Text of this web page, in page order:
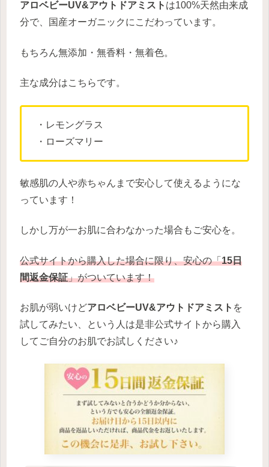
アロベビーUV&アウトドアミスト は100%天然由来成
分で、国産オーガニックにこだわっています。
もちろん無添加・無香料・無着色。
主な成分はこちらです。
・レモングラス
・ローズマリー
敏感肌の人や赤ちゃんまで安心して使えるようにな
っています！
しかし万が一お肌に合わなかった場合もご安心を。
公式サイトから購入した場合に限り、安心の「15日
間返金保証」がついています！
お肌が弱いけどアロベビーUV&アウトドアミスト を
試してみたい、という人は是非公式サイトから購入
してご自分のお肌でお試しください♪